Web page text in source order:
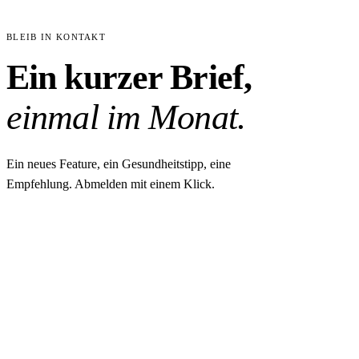
BLEIB IN KONTAKT
Ein kurzer Brief,
einmal im Monat.
Ein neues Feature, ein Gesundheitstipp, eine
Empfehlung. Abmelden mit einem Klick.